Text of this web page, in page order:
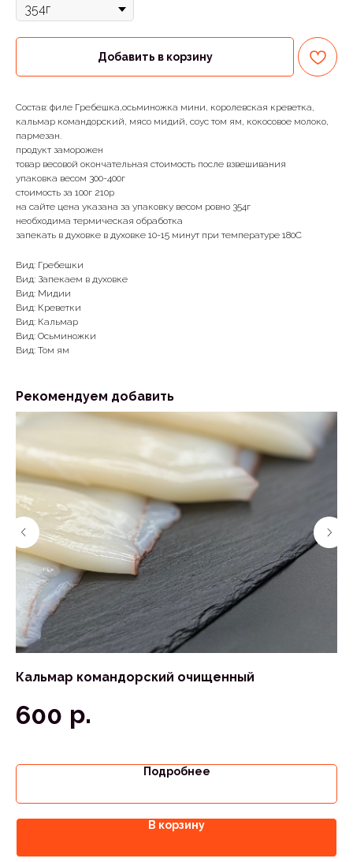
Добавить в корзину
Состав: филе Гребешка,осьминожка мини, королевская креветка,
кальмар командорский, мясо мидий, соус том ям, кокосовое молоко,
пармезан.
продукт заморожен
товар весовой окончательная стоимость после взвешивания
упаковка весом 300-400г
стоимость за 100г 210р
на сайте цена указана за упаковку весом ровно 354г
необходима термическая обработка
запекать в духовке в духовке 10-15 минут при температуре 180С
Вид: Гребешки
Вид: Запекаем в духовке
Вид: Мидии
Вид: Креветки
Вид: Кальмар
Вид: Осьминожки
Вид: Том ям
Рекомендуем добавить
Кальмар командорский очищенный
600 р.
Подробнее
В корзину